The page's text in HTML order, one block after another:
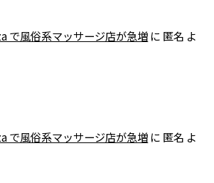
で風俗系マッサージ店が急増 に 匿名 よ
で風俗系マッサージ店が急増 に 匿名 よ